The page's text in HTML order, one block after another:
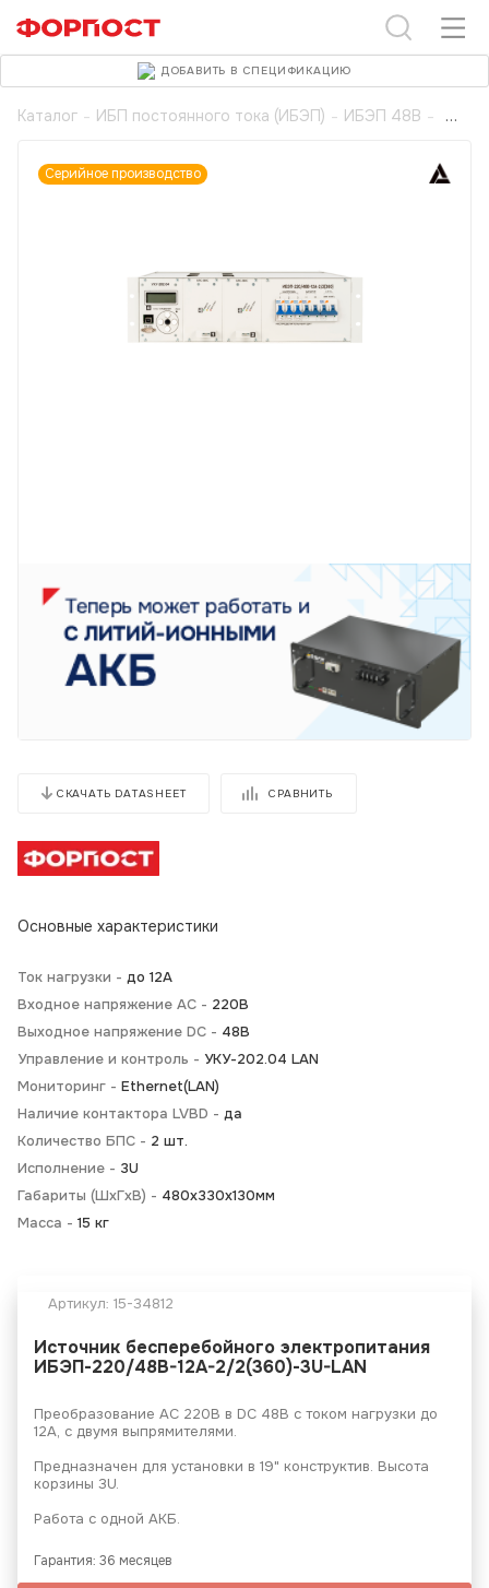
Каталог - ИБП постоянного тока (ИБЭП) - ИБЭП 48В -
Серийное производство
СКАЧАТЬ DATASHEET СРАВНИТЬ
Основные характеристики
Ток нагрузки - до 12А
Входное напряжение AC - 220В
Выходное напряжение DC - 48В
Управление и контроль - УКУ-202.04 LAN
Мониторинг - Ethernet(LAN)
Наличие контактора LVBD - да
Количество БПС - 2 шт.
Исполнение - 3U
Габариты (ШхГхВ) - 480х330х130мм
Масса - 15 кг
Артикул: 15-34812
Источник бесперебойного электропитания
ИБЭП-220/48B-12A-2/2(360)-3U-LAN
Преобразование АС 220В в DC 48В с током нагрузки до
12А, с двумя выпрямителями.
Предназначен для установки в 19" конструктив. Высота
корзины 3U.
Работа с одной АКБ.
Гарантия: 36 месяцев
ДОБАВИТЬ В СПЕЦИФИКАЦИЮ